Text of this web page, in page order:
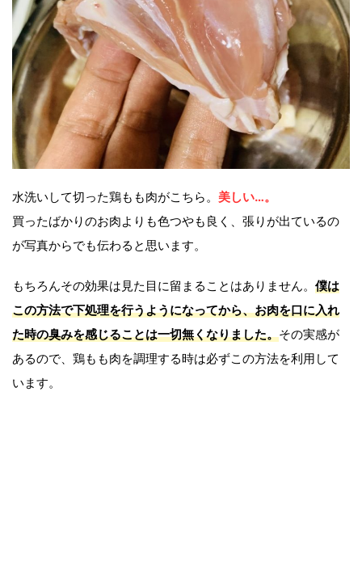
水洗いして切った鶏もも肉がこちら。 美しい…。
買ったばかりのお肉よりも色つやも良く、張りが出ているの
が写真からでも伝わると思います。
もちろんその効果は見た目に留まることはありません。 僕は
この方法で下処理を行うようになってから、お肉を口に入れ
た時の臭みを感じることは一切無くなりました。その実感が
あるので、鶏もも肉を調理する時は必ずこの方法を利用して
います。